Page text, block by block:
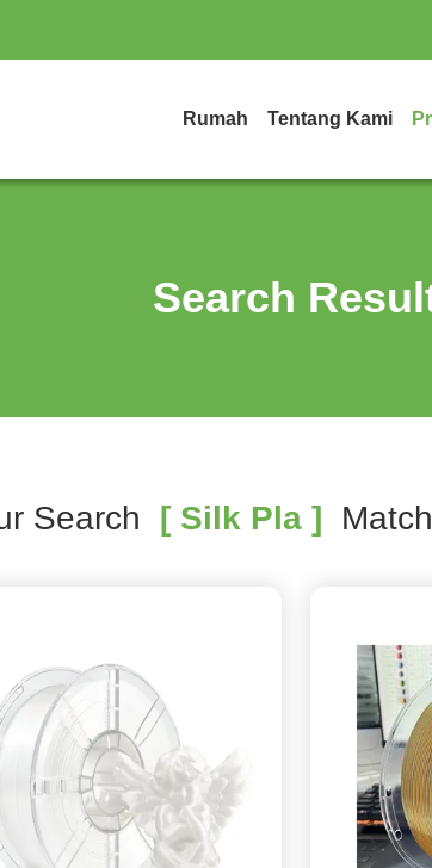
Rumah Tentang Kami
Search
Search [ Silk Pla ]